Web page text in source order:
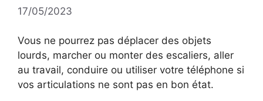
17/05/2023
Vous ne pourrez pas déplacer des objets
lourds, marcher ou monter des escaliers, aller
au travail, conduire ou utiliser votre téléphone si
vos articulations ne sont pas en bon état.